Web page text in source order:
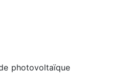
photovoltaïque